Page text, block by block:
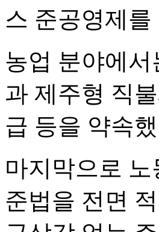
스 준공영제
농업 분야에
과 제주형 직
급 등을 약속
마지막으로
준법을 전면